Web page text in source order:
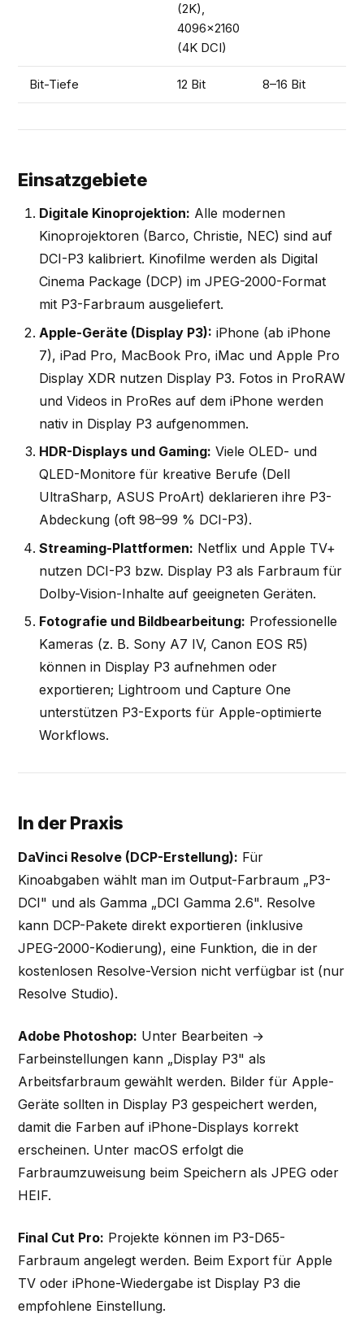
(2K),
4096×2160
(4K DCI)
Bit-Tiefe 12 Bit 8–16 Bit
Einsatzgebiete
Digitale Kinoprojektion: Alle modernen
Kinoprojektoren (Barco, Christie, NEC) sind auf
DCI-P3 kalibriert. Kinofilme werden als Digital
Cinema Package (DCP) im JPEG-2000-Format
mit P3-Farbraum ausgeliefert.
Apple-Geräte (Display P3): iPhone (ab iPhone
7), iPad Pro, MacBook Pro, iMac und Apple Pro
Display XDR nutzen Display P3. Fotos in ProRAW
und Videos in ProRes auf dem iPhone werden
nativ in Display P3 aufgenommen.
HDR-Displays und Gaming: Viele OLED- und
QLED-Monitore für kreative Berufe (Dell
UltraSharp, ASUS ProArt) deklarieren ihre P3-
Abdeckung (oft 98–99 % DCI-P3).
Streaming-Plattformen: Netflix und Apple TV+
nutzen DCI-P3 bzw. Display P3 als Farbraum für
Dolby-Vision-Inhalte auf geeigneten Geräten.
Fotografie und Bildbearbeitung: Professionelle
Kameras (z. B. Sony A7 IV, Canon EOS R5)
können in Display P3 aufnehmen oder
exportieren; Lightroom und Capture One
unterstützen P3-Exports für Apple-optimierte
Workflows.
In der Praxis
DaVinci Resolve (DCP-Erstellung): Für
Kinoabgaben wählt man im Output-Farbraum „P3-
DCI" und als Gamma „DCI Gamma 2.6". Resolve
kann DCP-Pakete direkt exportieren (inklusive
JPEG-2000-Kodierung), eine Funktion, die in der
kostenlosen Resolve-Version nicht verfügbar ist (nur
Resolve Studio).
Adobe Photoshop: Unter Bearbeiten →
Farbeinstellungen kann „Display P3" als
Arbeitsfarbraum gewählt werden. Bilder für Apple-
Geräte sollten in Display P3 gespeichert werden,
damit die Farben auf iPhone-Displays korrekt
erscheinen. Unter macOS erfolgt die
Farbraumzuweisung beim Speichern als JPEG oder
HEIF.
Final Cut Pro: Projekte können im P3-D65-
Farbraum angelegt werden. Beim Export für Apple
TV oder iPhone-Wiedergabe ist Display P3 die
empfohlene Einstellung.